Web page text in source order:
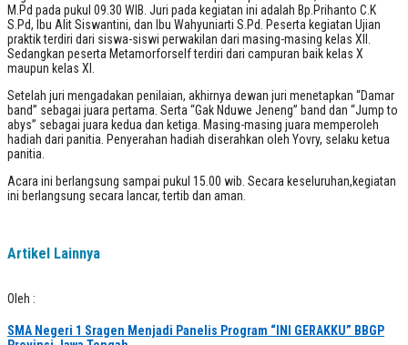
M.Pd pada pukul 09.30 WIB. Juri pada kegiatan ini adalah Bp.Prihanto C.K
S.Pd, Ibu Alit Siswantini, dan Ibu Wahyuniarti S.Pd. Peserta kegiatan Ujian
praktik terdiri dari siswa-siswi perwakilan dari masing-masing kelas XII.
Sedangkan peserta Metamorforself terdiri dari campuran baik kelas X
maupun kelas XI.
Setelah juri mengadakan penilaian, akhirnya dewan juri menetapkan “Damar
band” sebagai juara pertama. Serta “Gak Nduwe Jeneng” band dan “Jump to
abys” sebagai juara kedua dan ketiga. Masing-masing juara memperoleh
hadiah dari panitia. Penyerahan hadiah diserahkan oleh Yovry, selaku ketua
panitia.
Acara ini berlangsung sampai pukul 15.00 wib. Secara keseluruhan,kegiatan
ini berlangsung secara lancar, tertib dan aman.
Artikel Lainnya
Oleh :
SMA Negeri 1 Sragen Menjadi Panelis Program “INI GERAKKU” BBGP